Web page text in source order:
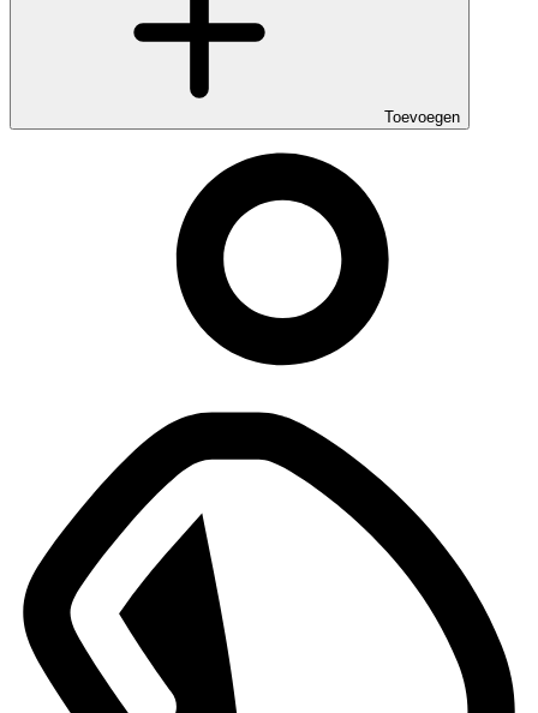
Toevoegen